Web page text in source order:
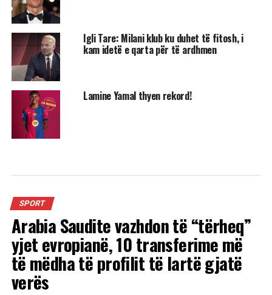
Igli Tare: Milani klub ku duhet të fitosh, i
kam idetë e qarta për të ardhmen
Lamine Yamal thyen rekord!
SPORT
Arabia Saudite vazhdon të “tërheq”
yjet evropianë, 10 transferime më
të mëdha të profilit të lartë gjatë
verës